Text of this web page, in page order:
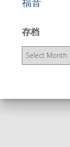
存档
存